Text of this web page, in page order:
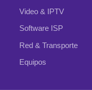
Video & IPTV
Software ISP
Red & Transporte
Equipos